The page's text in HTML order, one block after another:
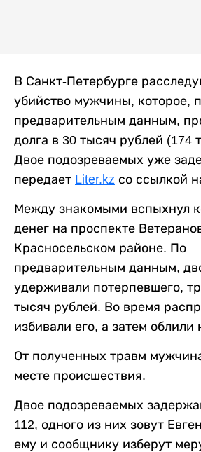
В Санкт-Петербурге
убийство мужчины, которое,
предварительным данным,
долга в 30 тысяч рублей (174
Двое подозреваемых уже
передает Liter.kz со ссылкой
Между знакомыми вспыхнул
денег на проспекте
Красносельском районе. По
предварительным данным,
удерживали потерпевшего,
тысяч рублей. Во время
избивали его, а затем облили
От полученных травм
месте происшествия.
Двое подозреваемых
112, одного из них зовут
ему и сообщнику изберут